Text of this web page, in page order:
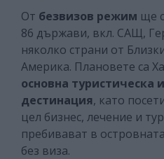
От безвизов режим ще
86 държави, вкл. САЩ,
няколко страни от
Америка. Плановете са
основна туристическа
дестинация, като
цел бизнес, лечение и
пребивават в
без виза.